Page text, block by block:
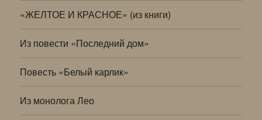
«ЖЕЛТОЕ И КРАСНОЕ» (из книги)
Из повести «Последний дом»
Повесть «Белый карлик»
Из монолога Лео